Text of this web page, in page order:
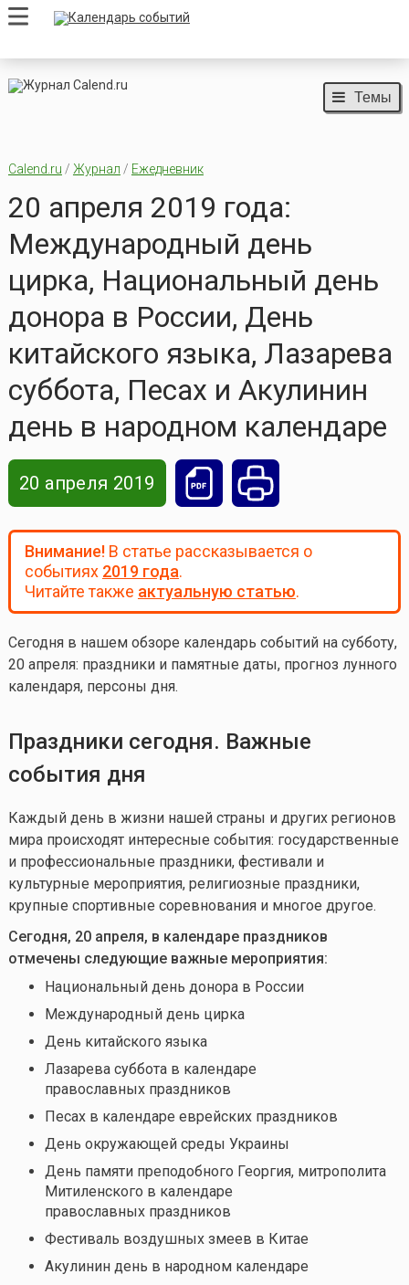
Темы
Calend.ru / Журнал / Ежедневник
20 апреля 2019 года:
Международный день
цирка, Национальный день
донора в России, День
китайского языка, Лазарева
суббота, Песах и Акулинин
день в народном календаре
20 апреля 2019
Внимание!В статье рассказывается о
событиях 2019 года.
Читайте также актуальную статью.
Сегодня в нашем обзоре календарь событий на субботу,
20апреля: праздники и памятные даты, прогноз лунного
календаря, персоны дня.
Праздники сегодня. Важные
события дня
Каждый день в жизни нашей страны и других регионов
мира происходят интересные события: государственные
и профессиональные праздники, фестивали и
культурные мероприятия, религиозные праздники,
крупные спортивные соревнования и многое другое.
Сегодня, 20 апреля, в календаре праздников
отмечены следующие важные мероприятия:
Национальный день донора в России
Международный день цирка
День китайского языка
Лазарева суббота в календаре
православных праздников
Песах в календаре еврейских праздников
День окружающей среды Украины
День памяти преподобного Георгия, митрополита
Митиленского в календаре
православных праздников
Фестиваль воздушных змеев в Китае
Акулинин день в народном календаре